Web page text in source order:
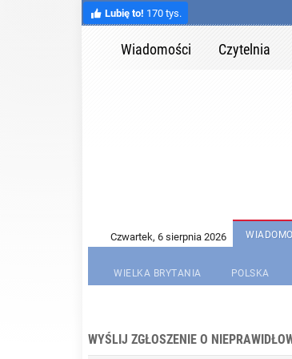
Lubię to! 170 tys.
Wiadomości Czytelnia
WIELKA BRYTANIA POLSKA
WYŚLIJ ZGŁOSZENIE O